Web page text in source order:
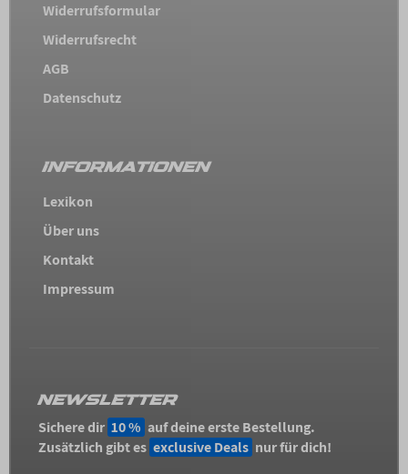
Widerrufsformular
Widerrufsrecht
AGB
Datenschutz
INFORMATIONEN
Lexikon
Über uns
Kontakt
Impressum
NEWSLETTER
Sichere dir 10 % auf deine erste Bestellung.
Zusätzlich gibt es exclusive Deals nur für dich!